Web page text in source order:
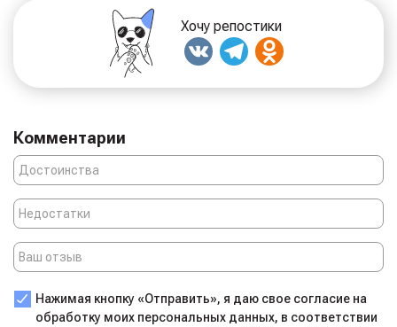
Хочу репостики
Комментарии
Нажимая кнопку «Отправить», я даю свое согласие на
обработку моих персональных данных, в соответствии